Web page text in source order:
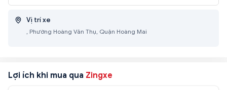
Vị trí xe
, Phường Hoàng Văn Thụ, Quận Hoàng Mai
Lợi ích khi mua qua Zingxe